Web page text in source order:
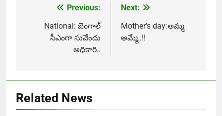
navigation
Previous:
National: బెంగాల్
సీఎంగా సువేందు
అధికారి..
Next:
Mother’s day:అమ్మ
అమ్మే..!!
Related News